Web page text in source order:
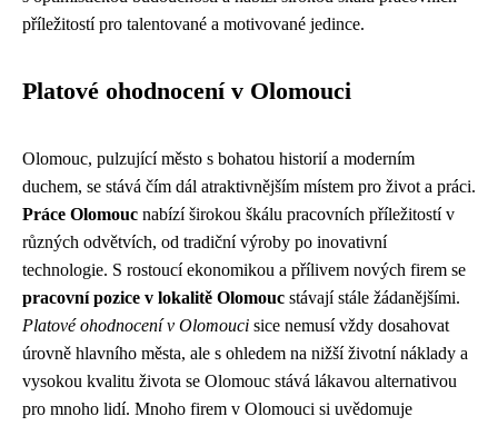
příležitostí pro talentované a motivované jedince.
Platové ohodnocení v Olomouci
Olomouc, pulzující město s bohatou historií a moderním
duchem, se stává čím dál atraktivnějším místem pro život a práci.
Práce Olomouc nabízí širokou škálu pracovních příležitostí v
různých odvětvích, od tradiční výroby po inovativní
technologie. S rostoucí ekonomikou a přílivem nových firem se
pracovní pozice v lokalitě Olomouc stávají stále žádanějšími.
Platové ohodnocení v Olomouci sice nemusí vždy dosahovat
úrovně hlavního města, ale s ohledem na nižší životní náklady a
vysokou kvalitu života se Olomouc stává lákavou alternativou
pro mnoho lidí. Mnoho firem v Olomouci si uvědomuje